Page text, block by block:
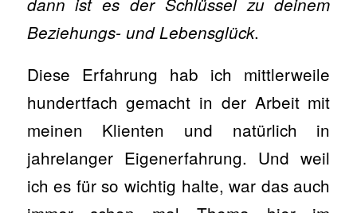
Beziehungs- und Lebensglück.
Diese Erfahrung hab ich mittlerweile
hundertfach gemacht in der Arbeit mit
meinen Klienten und natürlich in
jahrelanger Eigenerfahrung. Und weil
ich es für so wichtig halte, war das auch